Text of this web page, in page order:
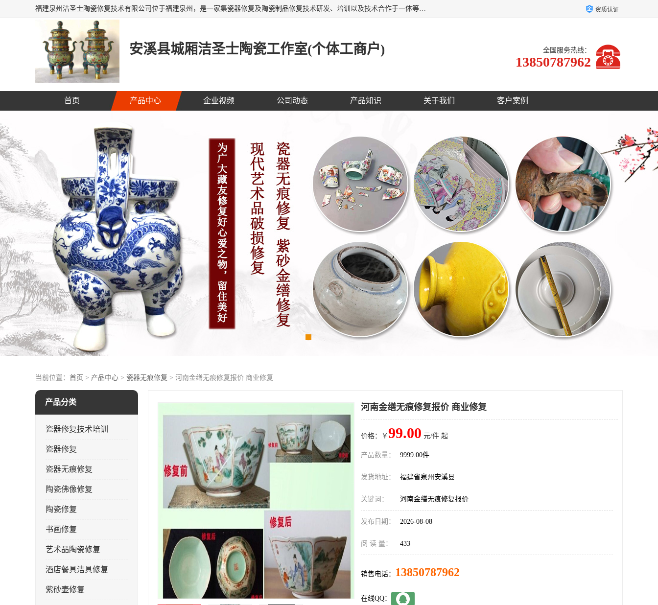
福建泉州洁圣士陶瓷修复技术有限公司位于福建泉州，是一家集瓷器修复及陶瓷制品修复技术研发、培训以及技术合作于一体等专业修复机构，公司主营：瓷器修复，陶瓷修复，瓷器无痕修复，陶瓷佛像修复，瓷器修复技术培训等。 洁圣士以全新的技术修复各种：古陶瓷、花瓶、餐具、工艺品、卫浴、颜色不一的金边、银边、花边，修复后基本无痕迹，修补成本低。丰富的经验为客户提供实用、优质服务！ 资质认证
安溪县城厢洁圣士陶瓷工作室(个体工商户) 全国服务热线：
13850787962
首页 产品中心 企业视频 公司动态 产品知识 关于我们 客户案例
当前位置： 首页 > 产品中心 > 瓷器无痕修复 > 河南金缮无痕修复报价 商业修复
产品分类
瓷器修复技术培训
瓷器修复
瓷器无痕修复
陶瓷佛像修复
陶瓷修复
书画修复
艺术品陶瓷修复
酒店餐具洁具修复
紫砂壶修复
河南金缮无痕修复报价 商业修复
价格：￥ 99.00 元/件 起
产品数量： 9999.00件
发货地址： 福建省泉州安溪县
关键词： 河南金缮无痕修复报价
发布日期： 2026-08-08
阅 读 量： 433
销售电话： 13850787962
在线QQ：